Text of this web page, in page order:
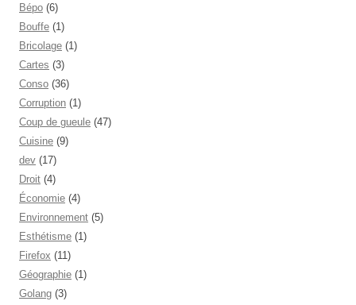
Bépo (6)
Bouffe (1)
Bricolage (1)
Cartes (3)
Conso (36)
Corruption (1)
Coup de gueule (47)
Cuisine (9)
dev (17)
Droit (4)
Économie (4)
Environnement (5)
Esthétisme (1)
Firefox (11)
Géographie (1)
Golang (3)